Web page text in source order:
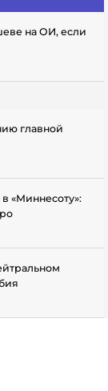
на ОИ, если
главной
«Миннесоту»: